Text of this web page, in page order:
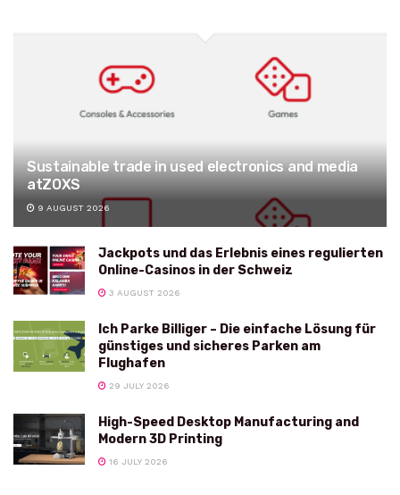
Sustainable trade in used electronics and media
atZOXS
9 AUGUST 2026
Jackpots und das Erlebnis eines regulierten
Online-Casinos in der Schweiz
3 AUGUST 2026
Ich Parke Billiger – Die einfache Lösung für
günstiges und sicheres Parken am
Flughafen
29 JULY 2026
High-Speed Desktop Manufacturing and
Modern 3D Printing
16 JULY 2026